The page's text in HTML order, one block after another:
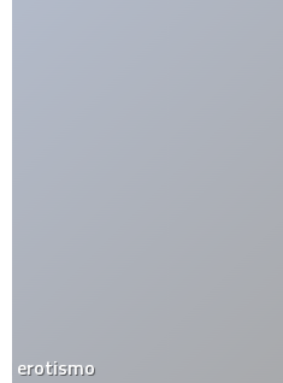
Post-its en movimiento